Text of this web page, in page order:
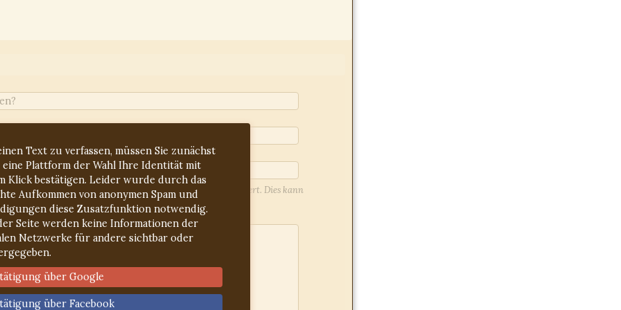
Text zu verfassen, müssen Sie zunächst
Plattform der Wahl Ihre Identität mit
Klick bestätigen. Leider wurde durch das
Aufkommen von anonymen Spam und
diese Zusatzfunktion notwendig.
Seite werden keine Informationen der
Netzwerke für andere sichtbar oder
über Google
über Facebook
werden Sie über Antworten auf Ihren Beitrag informiert. Dies kann
Sie ggf. den Spam-Ordner.